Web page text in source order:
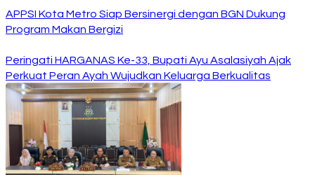
APPSI Kota Metro Siap Bersinergi dengan BGN Dukung
Program Makan Bergizi
Peringati HARGANAS Ke-33, Bupati Ayu Asalasiyah Ajak
Perkuat Peran Ayah Wujudkan Keluarga Berkualitas